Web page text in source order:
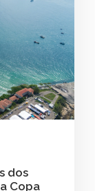
dos
Copa